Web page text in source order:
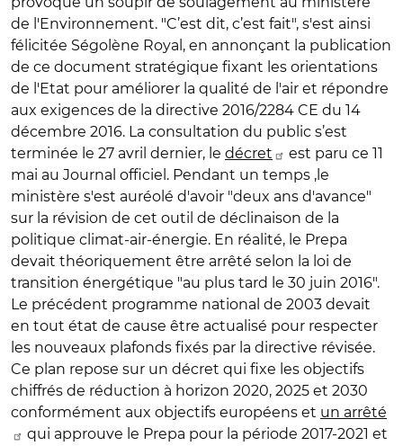
de l'Environnement. "C’est dit, c’est fait", s'est ainsi
félicitée Ségolène Royal, en annonçant la publication
de ce document stratégique fixant les orientations
de l'Etat pour améliorer la qualité de l'air et répondre
aux exigences de la directive 2016/2284 CE du 14
décembre 2016. La consultation du public s’est
terminée le 27 avril dernier, le décret
est paru ce 11
mai au Journal officiel. Pendant un temps ,le
ministère s'est auréolé d'avoir "deux ans d'avance"
sur la révision de cet outil de déclinaison de la
politique climat-air-énergie. En réalité, le Prepa
devait théoriquement être arrêté selon la loi de
transition énergétique "au plus tard le 30 juin 2016".
Le précédent programme national de 2003 devait
en tout état de cause être actualisé pour respecter
les nouveaux plafonds fixés par la directive révisée.
Ce plan repose sur un décret qui fixe les objectifs
chiffrés de réduction à horizon 2020, 2025 et 2030
conformément aux objectifs européens et un arrêté
qui approuve le Prepa pour la période 2017-2021 et